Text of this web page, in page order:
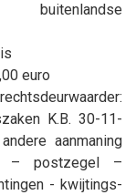
buitenlandse
euro
K.B. 30-11-
aanmaning
– postzegel –
- kwijtings-